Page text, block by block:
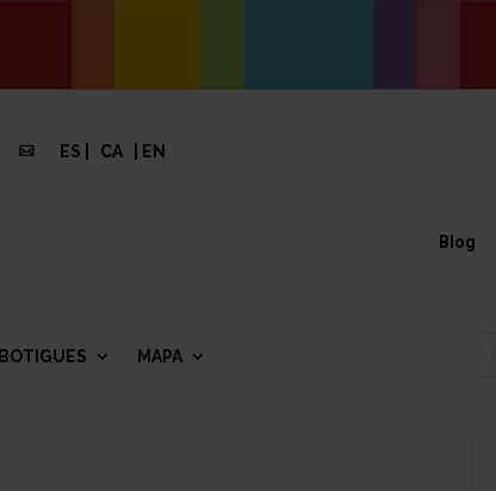
 ES CA EN
Blog
BOTIGUES MAPA